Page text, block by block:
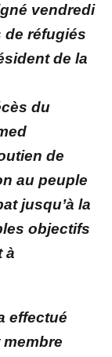
vendredi
de réfugiés
de la
du
de
au peuple
jusqu’à la
objectifs
à
effectué